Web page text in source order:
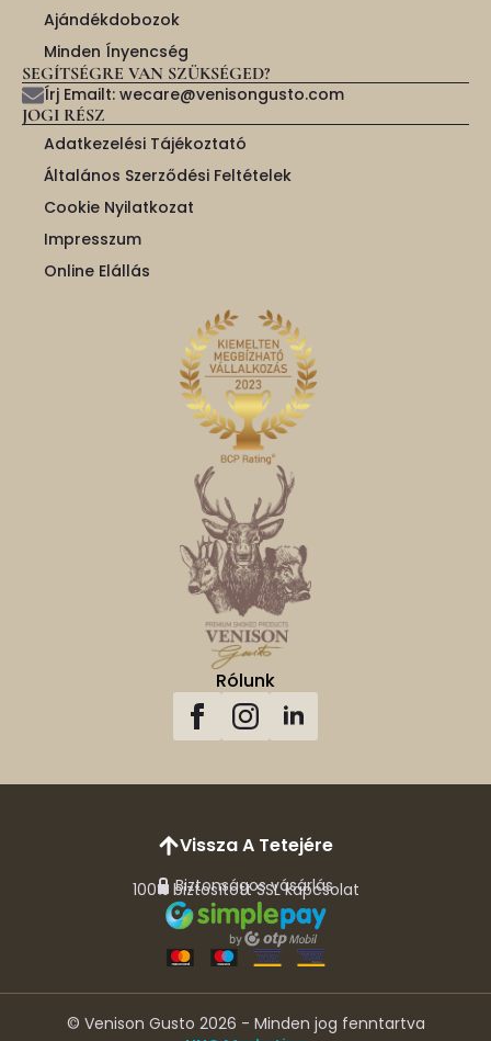
Ajándékdobozok
Minden Ínyencség
SEGÍTSÉGRE VAN SZÜKSÉGED?
Írj Emailt: wecare@venisongusto.com
JOGI RÉSZ
Adatkezelési Tájékoztató
Általános Szerződési Feltételek
Cookie Nyilatkozat
Impresszum
Online Elállás
Rólunk
Biztonságos vásárlás
100% biztosított SSL kapcsolat
Vissza A Tetejére
© Venison Gusto 2026 - Minden jog fenntartva